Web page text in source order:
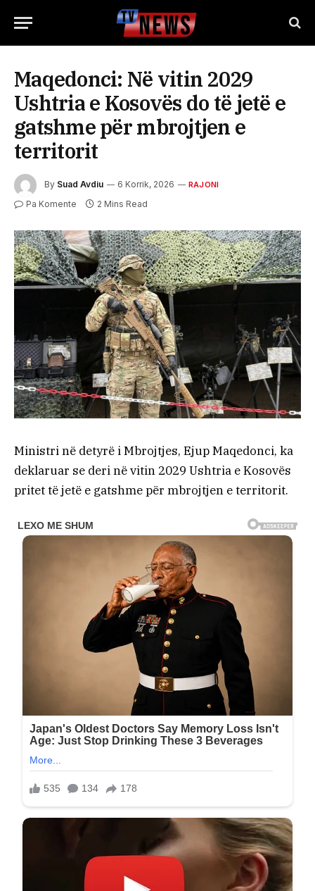
Maqedonci: Në vitin 2029
Ushtria e Kosovës do të jetë e
gatshme për mbrojtjen e
territorit
By Suad Avdiu 6 Korrik, 2026 RAJONI
Pa Komente 2 Mins Read
Ministri në detyrë i Mbrojtjes, Ejup Maqedonci, ka
deklaruar se deri në vitin 2029 Ushtria e Kosovës
pritet të jetë e gatshme për mbrojtjen e territorit.